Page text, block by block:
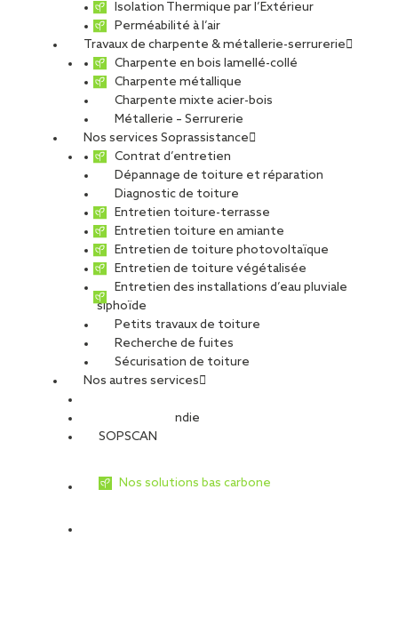
Isolation Thermique par l’Extérieur
Perméabilité à l’air
Travaux de charpente & métallerie-serrurerie
Charpente en bois lamellé-collé
Charpente métallique
Charpente mixte acier-bois
Métallerie – Serrurerie
Nos services Soprassistance
Contrat d’entretien
Dépannage de toiture et réparation
Diagnostic de toiture
Entretien toiture-terrasse
Entretien toiture en amiante
Entretien de toiture photovoltaïque
Entretien de toiture végétalisée
Entretien des installations d’eau pluviale
siphoïde
Petits travaux de toiture
Recherche de fuites
Sécurisation de toiture
Nos autres services
Sécurité Incendie
SOPSCAN
Nos solutions bas carbone